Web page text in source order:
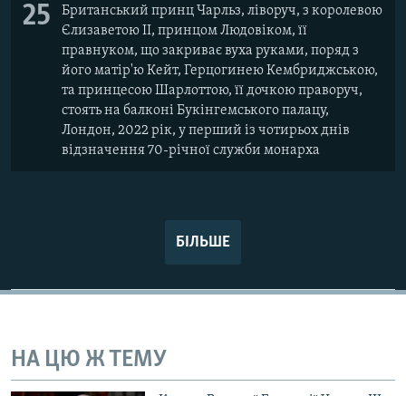
25
Британський принц Чарльз, ліворуч, з королевою
Єлизаветою II, принцом Людовіком, її
правнуком, що закриває вуха руками, поряд з
його матір'ю Кейт, Герцогинею Кембриджською,
та принцесою Шарлоттою, її дочкою праворуч,
стоять на балконі Букінгемського палацу,
Лондон, 2022 рік, у перший із чотирьох днів
відзначення 70-річної служби монарха
БІЛЬШЕ
НА ЦЮ Ж ТЕМУ